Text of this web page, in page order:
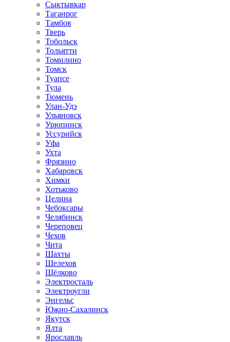
Сыктывкар
Таганрог
Тамбов
Тверь
Тобольск
Тольятти
Томилино
Томск
Туапсе
Тула
Тюмень
Улан-Удэ
Ульяновск
Урюпинск
Уссурийск
Уфа
Ухта
Фрязино
Хабаровск
Химки
Хотьково
Целина
Чебоксары
Челябинск
Череповец
Чехов
Чита
Шахты
Шелехов
Щёлково
Электросталь
Электроугли
Энгельс
Южно-Сахалинск
Якутск
Ялта
Ярославль